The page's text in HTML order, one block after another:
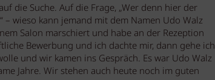
die Suche. Auf die Frage, „Wer denn hier der
– wieso kann jemand mit dem Namen Udo Walz
Salon marschiert und habe an der Rezeption
Bewerbung und ich dachte mir, dann gehe ich
und wir kamen ins Gespräch. Es war Udo Walz
Jahre. Wir stehen auch heute noch im guten